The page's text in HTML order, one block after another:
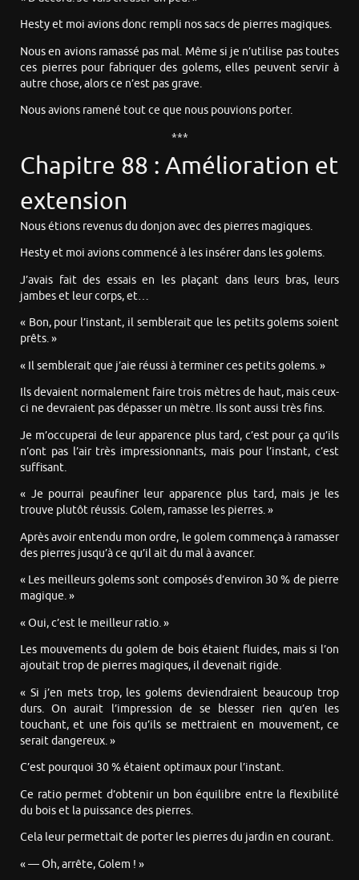
Hesty et moi avions donc rempli nos sacs de pierres magiques.
Nous en avions ramassé pas mal. Même si je n’utilise pas toutes
ces pierres pour fabriquer des golems, elles peuvent servir à
autre chose, alors ce n’est pas grave.
Nous avions ramené tout ce que nous pouvions porter.
***
Chapitre 88 : Amélioration et
extension
Nous étions revenus du donjon avec des pierres magiques.
Hesty et moi avions commencé à les insérer dans les golems.
J’avais fait des essais en les plaçant dans leurs bras, leurs
jambes et leur corps, et…
« Bon, pour l’instant, il semblerait que les petits golems soient
prêts. »
« Il semblerait que j’aie réussi à terminer ces petits golems. »
Ils devaient normalement faire trois mètres de haut, mais ceux-
ci ne devraient pas dépasser un mètre. Ils sont aussi très fins.
Je m’occuperai de leur apparence plus tard, c’est pour ça qu’ils
n’ont pas l’air très impressionnants, mais pour l’instant, c’est
suffisant.
« Je pourrai peaufiner leur apparence plus tard, mais je les
trouve plutôt réussis. Golem, ramasse les pierres. »
Après avoir entendu mon ordre, le golem commença à ramasser
des pierres jusqu’à ce qu’il ait du mal à avancer.
« Les meilleurs golems sont composés d’environ 30 % de pierre
magique. »
« Oui, c’est le meilleur ratio. »
Les mouvements du golem de bois étaient fluides, mais si l’on
ajoutait trop de pierres magiques, il devenait rigide.
« Si j’en mets trop, les golems deviendraient beaucoup trop
durs. On aurait l’impression de se blesser rien qu’en les
touchant, et une fois qu’ils se mettraient en mouvement, ce
serait dangereux. »
C’est pourquoi 30 % étaient optimaux pour l’instant.
Ce ratio permet d’obtenir un bon équilibre entre la flexibilité
du bois et la puissance des pierres.
Cela leur permettait de porter les pierres du jardin en courant.
« — Oh, arrête, Golem ! »